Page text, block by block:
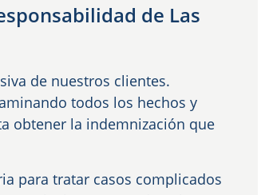
de Las
de nuestros clientes.
todos los hechos y
obtener la indemnización que
para tratar casos complicados